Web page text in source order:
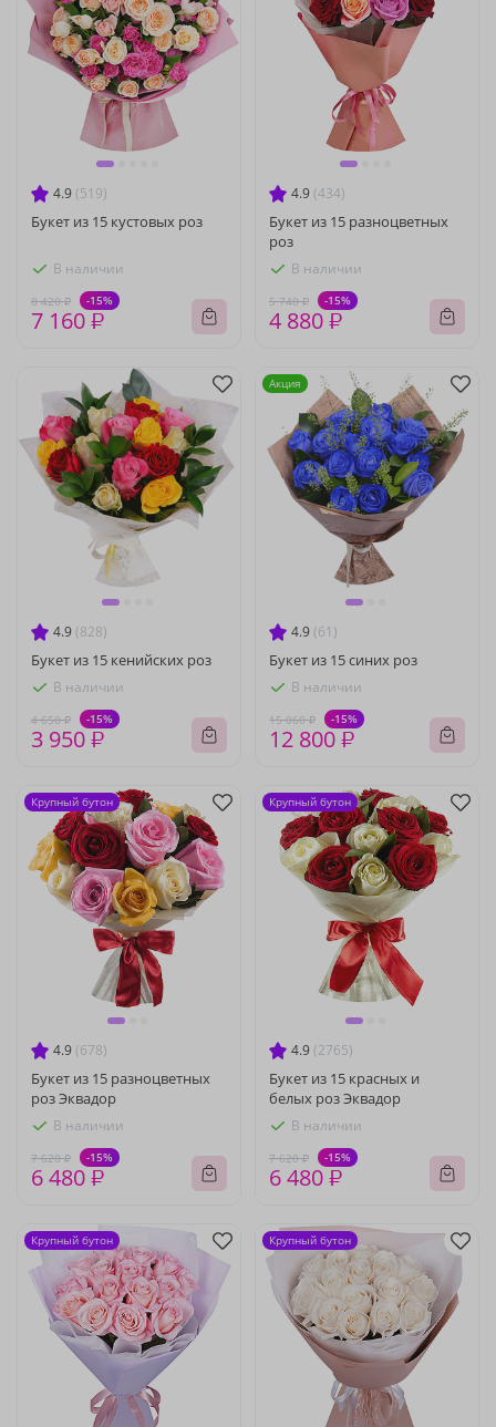
4.9 (519)
Букет из 15 кустовых роз
В наличии
8 420 ₽ -15%
7 160 ₽
4.9 (434)
Букет из 15 разноцветных
роз
В наличии
5 740 ₽ -15%
4 880 ₽
4.9 (828)
Букет из 15 кенийских роз
В наличии
4 650 ₽ -15%
3 950 ₽
4.9 (61)
Букет из 15 синих роз
В наличии
15 060 ₽ -15%
12 800 ₽
Акция
4.9 (678)
Букет из 15 разноцветных
роз Эквадор
В наличии
7 620 ₽ -15%
6 480 ₽
Крупный бутон
4.9 (2765)
Букет из 15 красных и
белых роз Эквадор
В наличии
7 620 ₽ -15%
6 480 ₽
Крупный бутон
Крупный бутон Крупный бутон